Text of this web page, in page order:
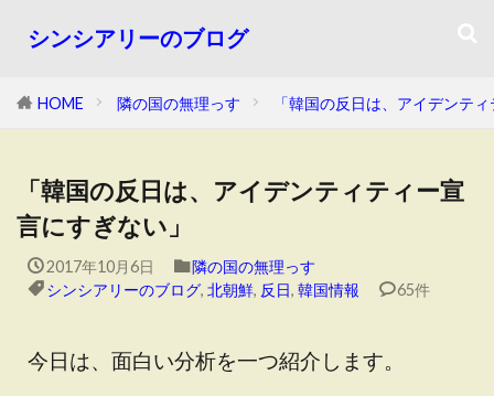
シンシアリーのブログ
HOME 隣の国の無理っす 「韓国の反日は、アイデンテ
「韓国の反日は、アイデンティティー宣
言にすぎない」
2017年10月6日
隣の国の無理っす
シンシアリーのブログ, 北朝鮮, 反日, 韓国情報 65件
今日は、面白い分析を一つ紹介します。